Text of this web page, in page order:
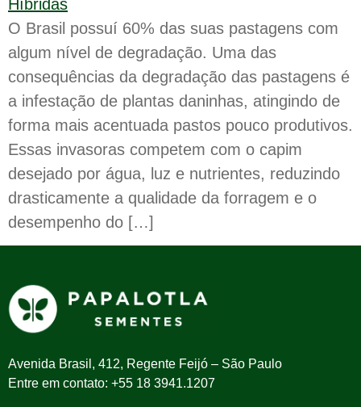
O Brasil possuí 60% das suas pastagens com
algum nível de degradação. Uma das
consequências da degradação das pastagens é
a infestação de plantas daninhas, atingindo de
forma mais acentuada pastos pouco produtivos.
Essas invasoras competem com o capim
desejado por água, luz e nutrientes, reduzindo
drasticamente a qualidade da forragem e o
desempenho do […]
Avenida Brasil, 412, Regente Feijó – São Paulo
Entre em contato: +55 18 3941.1207